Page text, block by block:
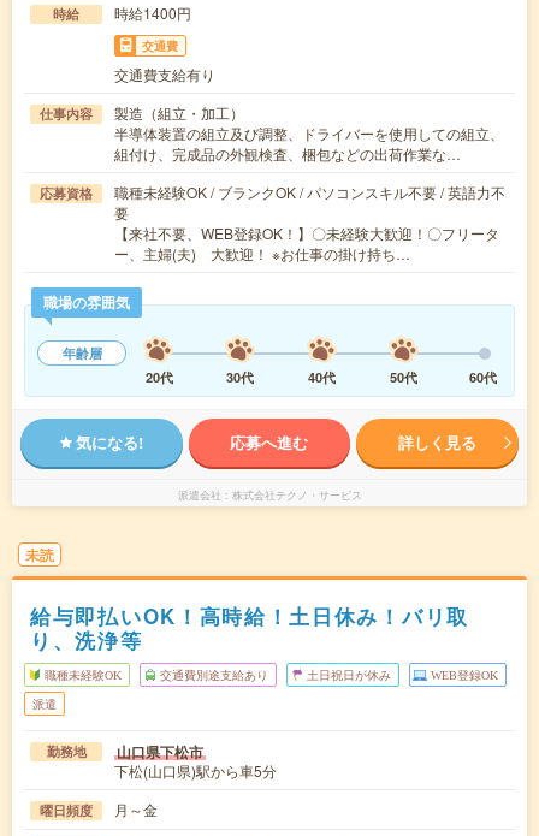
時給 時給1400円
交通費
交通費支給有り
仕事内容
製造（組立・加工）
半導体装置の組立及び調整、ドライバーを使用しての組立、
組付け、完成品の外観検査、梱包などの出荷作業な…
応募資格
職種未経験OK / ブランクOK / パソコンスキル不要 / 英語力不
要
【来社不要、WEB登録OK！】〇未経験大歓迎！〇フリータ
ー、主婦(夫) 大歓迎！ ※お仕事の掛け持ち…
職場の雰囲気
年齢層
20代
30代 40代 50代 60代
気になる! 応募へ進む 詳しく見る
派遣会社 株式会社テクノ・サービス
未読
給与即払いOK！高時給！土日休み！バリ取
り、洗浄等
職種未経験OK 交通費別途支給あり 土日祝日が休み WEB登録OK
派遣
勤務地 山口県下松市
下松(山口県)駅から車5分
曜日頻度 月～金